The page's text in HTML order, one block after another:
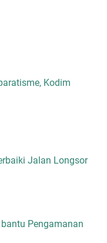
Kodim
Jalan Longsor
Pengamanan